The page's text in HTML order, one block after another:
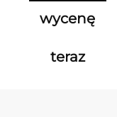
wycenę
teraz